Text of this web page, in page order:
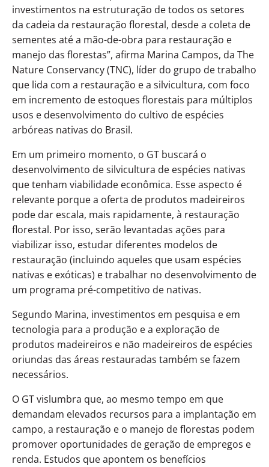
investimentos na estruturação de todos os setores
da cadeia da restauração florestal, desde a coleta de
sementes até a mão-de-obra para restauração e
manejo das florestas”, afirma Marina Campos, da The
Nature Conservancy (TNC), líder do grupo de trabalho
que lida com a restauração e a silvicultura, com foco
em incremento de estoques florestais para múltiplos
usos e desenvolvimento do cultivo de espécies
arbóreas nativas do Brasil.
Em um primeiro momento, o GT buscará o
desenvolvimento de silvicultura de espécies nativas
que tenham viabilidade econômica. Esse aspecto é
relevante porque a oferta de produtos madeireiros
pode dar escala, mais rapidamente, à restauração
florestal. Por isso, serão levantadas ações para
viabilizar isso, estudar diferentes modelos de
restauração (incluindo aqueles que usam espécies
nativas e exóticas) e trabalhar no desenvolvimento de
um programa pré-competitivo de nativas.
Segundo Marina, investimentos em pesquisa e em
tecnologia para a produção e a exploração de
produtos madeireiros e não madeireiros de espécies
oriundas das áreas restauradas também se fazem
necessários.
O GT vislumbra que, ao mesmo tempo em que
demandam elevados recursos para a implantação em
campo, a restauração e o manejo de florestas podem
promover oportunidades de geração de empregos e
renda. Estudos que apontem os benefícios